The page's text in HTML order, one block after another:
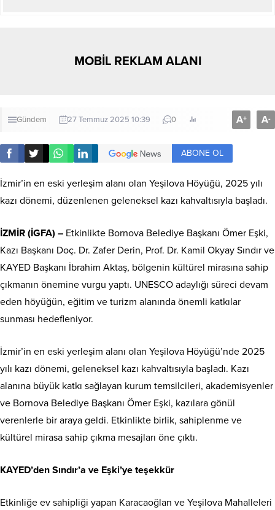
MOBİL REKLAM ALANI
Gündem 27 Temmuz 2025 10:39 0 A+ A-
ABONE OL
İzmir’in en eski yerleşim alanı olan Yeşilova Höyüğü, 2025 yılı
kazı dönemi, düzenlenen geleneksel kazı kahvaltısıyla başladı.
İZMİR (İGFA) – Etkinlikte Bornova Belediye Başkanı Ömer Eşki,
Kazı Başkanı Doç. Dr. Zafer Derin, Prof. Dr. Kamil Okyay Sındır ve
KAYED Başkanı İbrahim Aktaş, bölgenin kültürel mirasına sahip
çıkmanın önemine vurgu yaptı. UNESCO adaylığı süreci devam
eden höyüğün, eğitim ve turizm alanında önemli katkılar
sunması hedefleniyor.
İzmir’in en eski yerleşim alanı olan Yeşilova Höyüğü’nde 2025
yılı kazı dönemi, geleneksel kazı kahvaltısıyla başladı. Kazı
alanına büyük katkı sağlayan kurum temsilcileri, akademisyenler
ve Bornova Belediye Başkanı Ömer Eşki, kazılara gönül
verenlerle bir araya geldi. Etkinlikte birlik, sahiplenme ve
kültürel mirasa sahip çıkma mesajları öne çıktı.
KAYED’den Sındır’a ve Eşki’ye teşekkür
Etkinliğe ev sahipliği yapan Karacaoğlan ve Yeşilova Mahalleleri